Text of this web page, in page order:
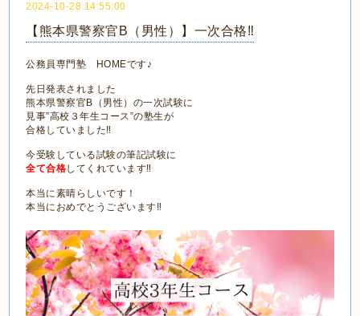
2024-10-28 14:55:00
【熊本県警察官B（男性）】一次合格‼
公務員専門塾 HOMEです♪
先日発表されました
熊本県警察官B（男性）の一次試験に
見事”高校３年生コース”の塾生が
合格していました‼
今受験している試験の筆記試験に
全て合格してくれています‼
本当に素晴らしいです！
本当におめでとうございます‼